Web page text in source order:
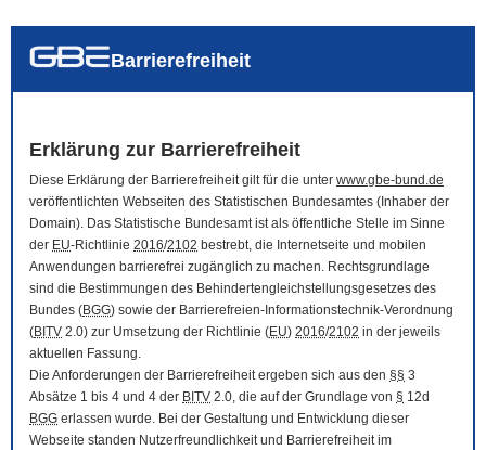
auch in allen Texten suchen (Volltextsuche)
Barrierefreiheit
Erklärung zur Barrierefreiheit
Diese Erklärung der Barrierefreiheit gilt für die unter www.gbe-bund.de
veröffentlichten Webseiten des Statistischen Bundesamtes (Inhaber der
Domain). Das Statistische Bundesamt ist als öffentliche Stelle im Sinne
der EU-Richtlinie 2016/2102 bestrebt, die Internetseite und mobilen
Anwendungen barrierefrei zugänglich zu machen. Rechtsgrundlage
sind die Bestimmungen des Behindertengleichstellungsgesetzes des
Bundes (BGG) sowie der Barrierefreien-Informationstechnik-Verordnung
(BITV 2.0) zur Umsetzung der Richtlinie (EU) 2016/2102 in der jeweils
aktuellen Fassung.
Die Anforderungen der Barrierefreiheit ergeben sich aus den §§ 3
Absätze 1 bis 4 und 4 der BITV 2.0, die auf der Grundlage von § 12d
BGG erlassen wurde. Bei der Gestaltung und Entwicklung dieser
Webseite standen Nutzerfreundlichkeit und Barrierefreiheit im